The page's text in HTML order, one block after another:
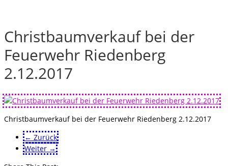
Christbaumverkauf bei der
Feuerwehr Riedenberg
2.12.2017
Christbaumverkauf bei der Feuerwehr Riedenberg 2.12.2017
← Zurück
Weiter →